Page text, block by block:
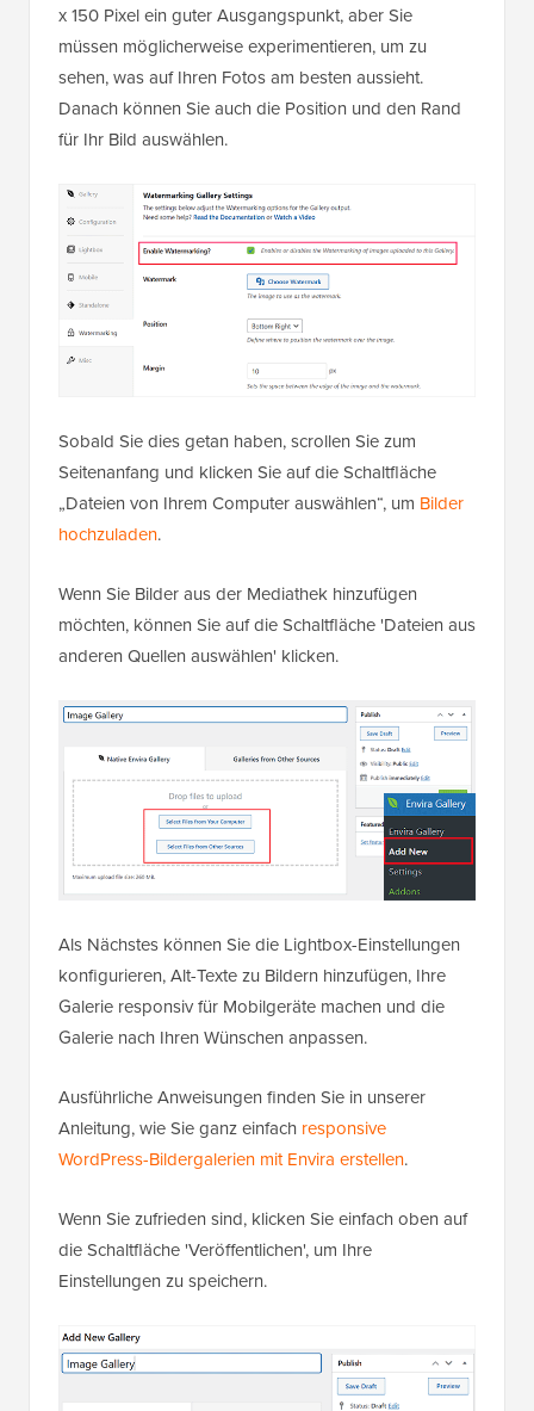
x 150 Pixel ein guter Ausgangspunkt, aber Sie
müssen möglicherweise experimentieren, um zu
sehen, was auf Ihren Fotos am besten aussieht.
Danach können Sie auch die Position und den Rand
für Ihr Bild auswählen.
Sobald Sie dies getan haben, scrollen Sie zum
Seitenanfang und klicken Sie auf die Schaltfläche
„Dateien von Ihrem Computer auswählen“, um Bilder
hochzuladen.
Wenn Sie Bilder aus der Mediathek hinzufügen
möchten, können Sie auf die Schaltfläche 'Dateien aus
anderen Quellen auswählen' klicken.
Als Nächstes können Sie die Lightbox-Einstellungen
konfigurieren, Alt-Texte zu Bildern hinzufügen, Ihre
Galerie responsiv für Mobilgeräte machen und die
Galerie nach Ihren Wünschen anpassen.
Ausführliche Anweisungen finden Sie in unserer
Anleitung, wie Sie ganz einfach responsive
WordPress-Bildergalerien mit Envira erstellen.
Wenn Sie zufrieden sind, klicken Sie einfach oben auf
die Schaltfläche 'Veröffentlichen', um Ihre
Einstellungen zu speichern.